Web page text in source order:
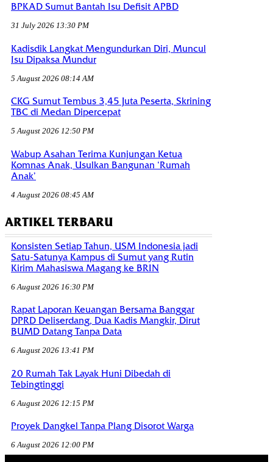
BPKAD Sumut Bantah Isu Defisit APBD
31 July 2026 13:30 PM
Kadisdik Langkat Mengundurkan Diri, Muncul
Isu Dipaksa Mundur
5 August 2026 08:14 AM
CKG Sumut Tembus 3,45 Juta Peserta, Skrining
TBC di Medan Dipercepat
5 August 2026 12:50 PM
Wabup Asahan Terima Kunjungan Ketua
Komnas Anak, Usulkan Bangunan ‘Rumah
Anak’
4 August 2026 08:45 AM
ARTIKEL TERBARU
Konsisten Setiap Tahun, USM Indonesia jadi
Satu-Satunya Kampus di Sumut yang Rutin
Kirim Mahasiswa Magang ke BRIN
6 August 2026 16:30 PM
Rapat Laporan Keuangan Bersama Banggar
DPRD Deliserdang, Dua Kadis Mangkir, Dirut
BUMD Datang Tanpa Data
6 August 2026 13:41 PM
20 Rumah Tak Layak Huni Dibedah di
Tebingtinggi
6 August 2026 12:15 PM
Proyek Dangkel Tanpa Plang Disorot Warga
6 August 2026 12:00 PM